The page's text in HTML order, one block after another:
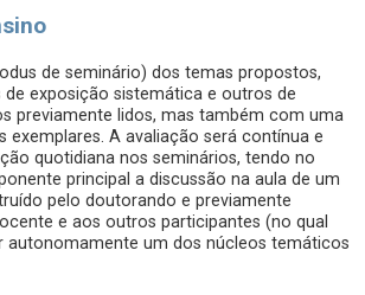
de seminário) dos temas propostos,
exposição sistemática e outros de
previamente lidos, mas também com uma
exemplares. A avaliação será contínua e
quotidiana nos seminários, tendo no
principal a discussão na aula de um
pelo doutorando e previamente
e aos outros participantes (no qual
autonomamente um dos núcleos temáticos